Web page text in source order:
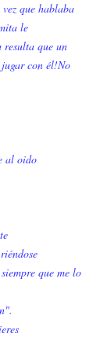
que hablaba
le
resulta que un
con él!No
al oido
que me lo